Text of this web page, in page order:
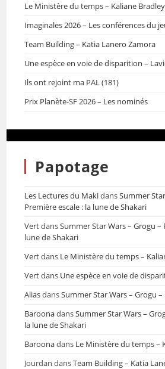
Le Ministère du temps – Kaliane Bradley
Imaginales 2026 – Les conférences du
Team Building – Katia Lanero Zamora
Une espèce en voie de disparition –
Ils ont rejoint ma PAL (181)
Prix Planète-SF 2026 – Les nominés
Papotage
Les Lectures du MakidansSummer
Première escale : la lune de Shakari
VertdansSummer Star Wars – Grogu –
lune de Shakari
Vertdans Le Ministère du temps –
Vertdans Une espèce en voie de
AliasdansSummer Star Wars – Grogu –
BaroonadansSummer Star Wars –
la lune de Shakari
Baroonadans Le Ministère du temps –
Jourdan dansTeam Building – Katia